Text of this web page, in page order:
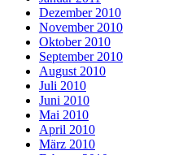
Dezember 2010
November 2010
Oktober 2010
September 2010
August 2010
Juli 2010
Juni 2010
Mai 2010
April 2010
März 2010